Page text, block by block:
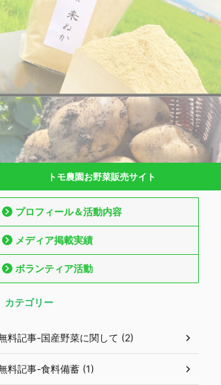
トモ農園お野菜販売サイト
プロフィール＆活動内容
メディア掲載実績
ボランティア活動
カテゴリー
料記事-国産野菜に関して (2)
料記事-食料備蓄 (1)